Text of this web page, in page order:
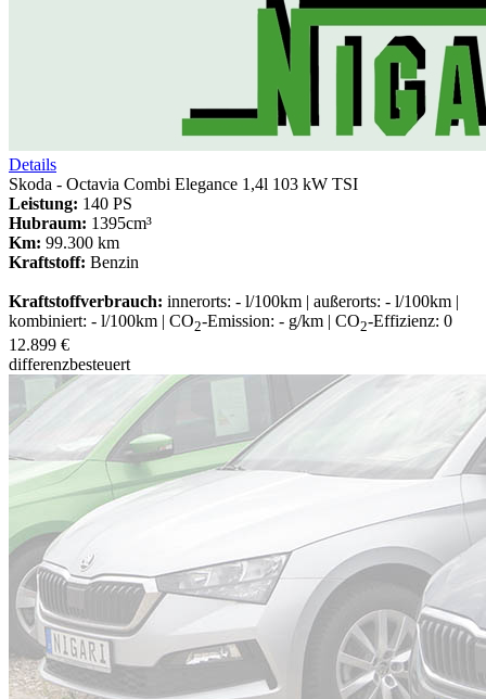
Details
Skoda - Octavia Combi Elegance 1,4l 103 kW TSI
Leistung: 140 PS
Hubraum: 1395cm³
Km: 99.300 km
Kraftstoff: Benzin
Kraftstoffverbrauch: innerorts: - l/100km | außerorts: - l/100km |
kombiniert: - l/100km | CO2-Emission: - g/km | CO2-Effizienz: 0
12.899 €
differenzbesteuert